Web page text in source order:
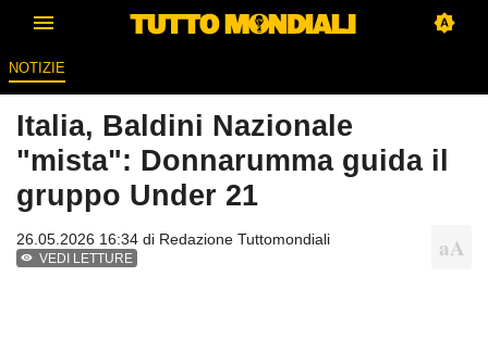
NOTIZIE
Italia, Baldini Nazionale
"mista": Donnarumma guida il
gruppo Under 21
26.05.2026 16:34 di Redazione Tuttomondiali
VEDI LETTURE